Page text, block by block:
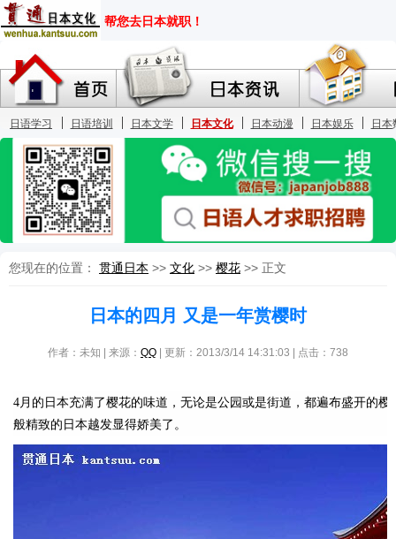
您现在的位置： 贯通日本 >> 文化 >> 樱花 >> 正文
日本的四月 又是一年赏樱时
作者：未知 | 来源： QQ | 更新：2013/3/14 14:31:03 | 点击： 738
4月的日本充满了樱花的味道，无论是公园或是街道，都遍布盛开的樱
般精致的日本越发显得娇美了。